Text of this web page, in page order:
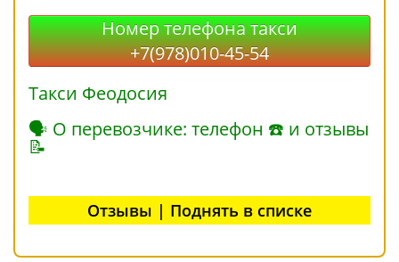
Номер телефона такси
+7(978)010-45-54
Такси Феодосия
🗣 О перевозчике: телефон ☎ и отзывы
📝
Отзывы | Поднять в списке